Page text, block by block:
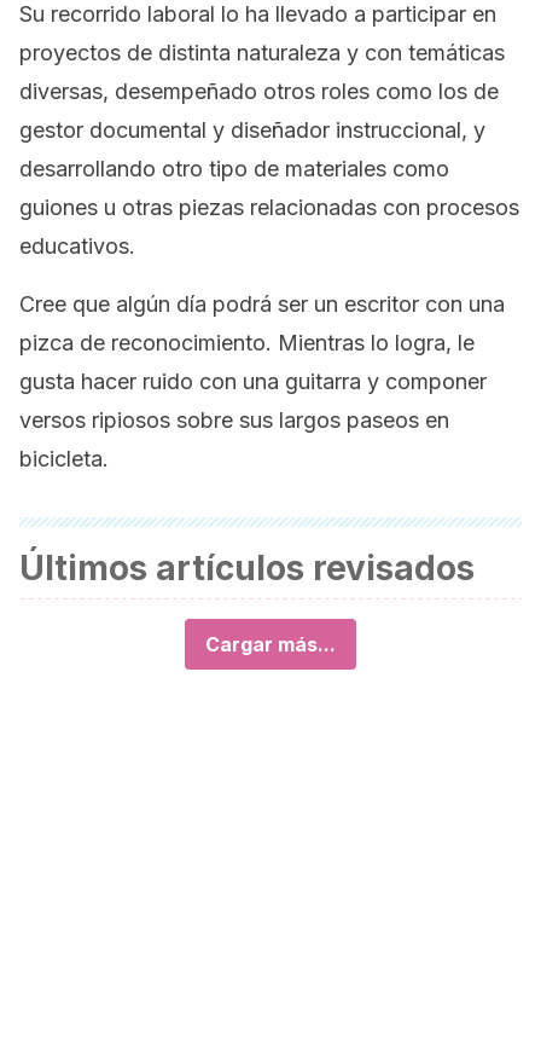
Su recorrido laboral lo ha llevado a participar en
proyectos de distinta naturaleza y con temáticas
diversas, desempeñado otros roles como los de
gestor documental y diseñador instruccional, y
desarrollando otro tipo de materiales como
guiones u otras piezas relacionadas con procesos
educativos.
Cree que algún día podrá ser un escritor con una
pizca de reconocimiento. Mientras lo logra, le
gusta hacer ruido con una guitarra y componer
versos ripiosos sobre sus largos paseos en
bicicleta.
Últimos artículos revisados
Cargar más...